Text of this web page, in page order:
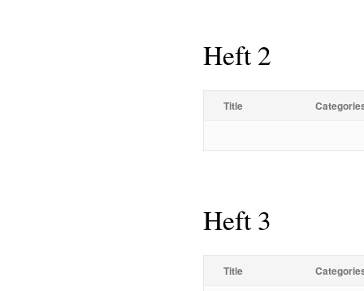
Heft 2
Title
Heft 3
Title